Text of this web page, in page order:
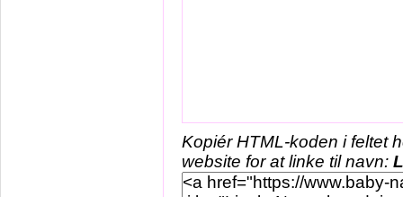
Kopiér HTML-koden i feltet
website for at linke til navn: